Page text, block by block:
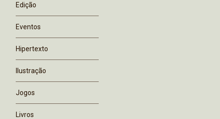
Edição
Eventos
Hipertexto
Ilustração
Jogos
Livros